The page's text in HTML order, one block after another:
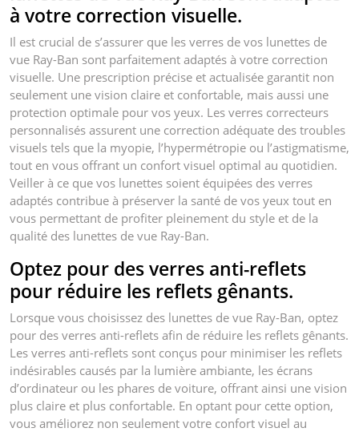
à votre correction visuelle.
Il est crucial de s’assurer que les verres de vos lunettes de
vue Ray-Ban sont parfaitement adaptés à votre correction
visuelle. Une prescription précise et actualisée garantit non
seulement une vision claire et confortable, mais aussi une
protection optimale pour vos yeux. Les verres correcteurs
personnalisés assurent une correction adéquate des troubles
visuels tels que la myopie, l’hypermétropie ou l’astigmatisme,
tout en vous offrant un confort visuel optimal au quotidien.
Veiller à ce que vos lunettes soient équipées des verres
adaptés contribue à préserver la santé de vos yeux tout en
vous permettant de profiter pleinement du style et de la
qualité des lunettes de vue Ray-Ban.
Optez pour des verres anti-reflets
pour réduire les reflets gênants.
Lorsque vous choisissez des lunettes de vue Ray-Ban, optez
pour des verres anti-reflets afin de réduire les reflets gênants.
Les verres anti-reflets sont conçus pour minimiser les reflets
indésirables causés par la lumière ambiante, les écrans
d’ordinateur ou les phares de voiture, offrant ainsi une vision
plus claire et plus confortable. En optant pour cette option,
vous améliorez non seulement votre confort visuel au